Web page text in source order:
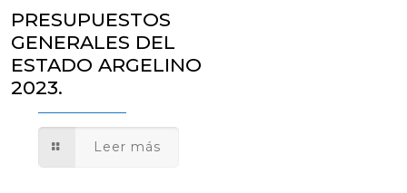
PRESUPUESTOS
GENERALES DEL
ESTADO ARGELINO
2023.
Leer más